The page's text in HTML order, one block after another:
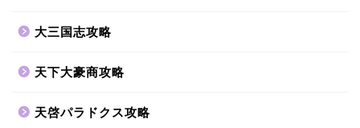
大三国志攻略
天下大豪商攻略
天啓パラドクス攻略